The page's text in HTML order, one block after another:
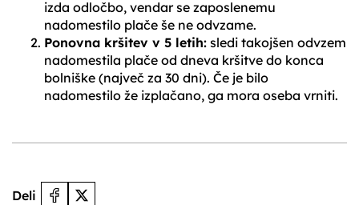
izda odločbo, vendar se zaposlenemu
nadomestilo plače še ne odvzame.
Ponovna kršitev v 5 letih: sledi takojšen odvzem
nadomestila plače od dneva kršitve do konca
bolniške (največ za 30 dni). Če je bilo
nadomestilo že izplačano, ga mora oseba vrniti.
Deli